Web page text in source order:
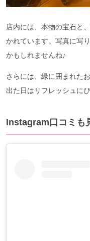
店内には、本物の宝石と
かれています。写真に写
かもしれませんね♪
さらには、緑に囲まれた
出た日はリフレッシュに
Instagram口コミも